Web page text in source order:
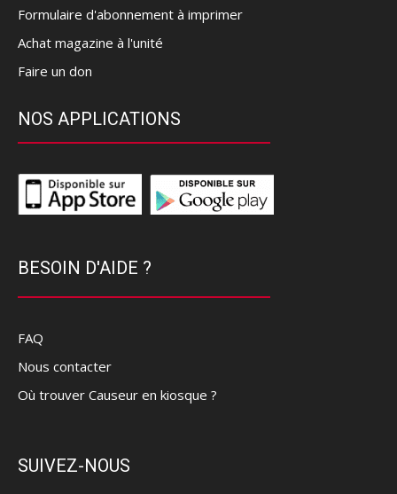
Formulaire d'abonnement à imprimer
Achat magazine à l'unité
Faire un don
NOS APPLICATIONS
BESOIN D'AIDE ?
FAQ
Nous contacter
Où trouver Causeur en kiosque ?
SUIVEZ-NOUS